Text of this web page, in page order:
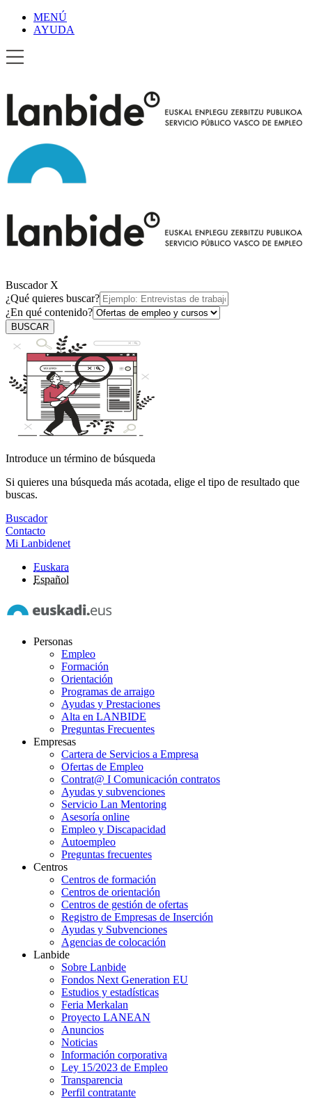
MENÚ
AYUDA
Buscador X
¿Qué quieres buscar?
¿En qué contenido?
BUSCAR
Introduce un término de búsqueda
Si quieres una búsqueda más acotada, elige el tipo de resultado que
buscas.
Buscador
Contacto
Mi Lanbidenet
Euskara
Español
Personas
Empleo
Formación
Orientación
Programas de arraigo
Ayudas y Prestaciones
Alta en LANBIDE
Preguntas Frecuentes
Empresas
Cartera de Servicios a Empresa
Ofertas de Empleo
Contrat@ I Comunicación contratos
Ayudas y subvenciones
Servicio Lan Mentoring
Asesoría online
Empleo y Discapacidad
Autoempleo
Preguntas frecuentes
Centros
Centros de formación
Centros de orientación
Centros de gestión de ofertas
Registro de Empresas de Inserción
Ayudas y Subvenciones
Agencias de colocación
Lanbide
Sobre Lanbide
Fondos Next Generation EU
Estudios y estadísticas
Feria Merkalan
Proyecto LANEAN
Anuncios
Noticias
Información corporativa
Ley 15/2023 de Empleo
Transparencia
Perfil contratante